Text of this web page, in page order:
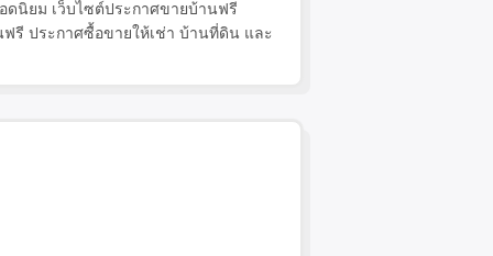
ดนิยม เว็บไซต์ประกาศขายบ้านฟรี
รี ประกาศซื้อขายให้เช่า บ้านที่ดิน และ